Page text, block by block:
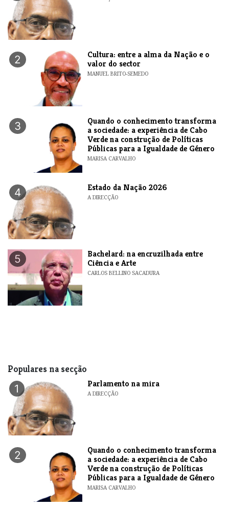
2
Cultura: entre a alma da Nação e o
valor do sector
MANUEL BRITO-SEMEDO
3
Quando o conhecimento transforma
a sociedade: a experiência de Cabo
Verde na construção de Políticas
Públicas para a Igualdade de Género
MARISA CARVALHO
4 Estado da Nação 2026
A DIRECÇÃO
5
Bachelard: na encruzilhada entre
Ciência e Arte
CARLOS BELLINO SACADURA
Populares na secção
1 Parlamento na mira
A DIRECÇÃO
2
Quando o conhecimento transforma
a sociedade: a experiência de Cabo
Verde na construção de Políticas
Públicas para a Igualdade de Género
MARISA CARVALHO